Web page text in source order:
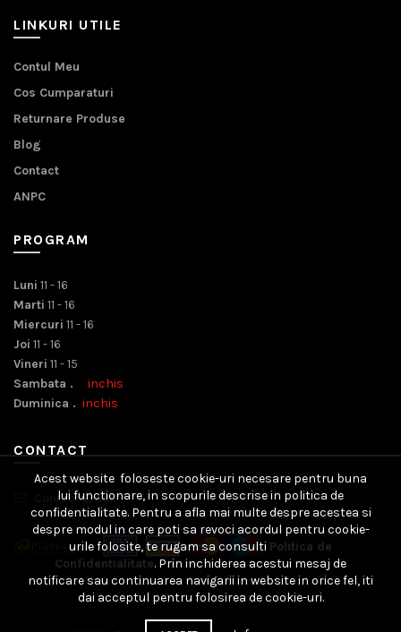
LINKURI UTILE
Contul Meu
Cos Cumparaturi
Returnare Produse
Blog
Contact
ANPC
PROGRAM
Luni 11 - 16
Marti 11 - 16
Miercuri 11 - 16
Joi 11 - 16
Vineri 11 - 15
Sambata . inchis
Duminica . inchis
CONTACT
Contact Email
Acest website foloseste cookie-uri necesare pentru buna
lui functionare, in scopurile descrise in politica de
confidentialitate. Pentru a afla mai multe despre acestea si
despre modul in care poti sa revoci acordul pentru cookie-
urile folosite, te rugam sa consulti Politica de
Confidentialitate. Prin inchiderea acestui mesaj de
notificare sau continuarea navigarii in website in orice fel, iti
dai acceptul pentru folosirea de cookie-uri.